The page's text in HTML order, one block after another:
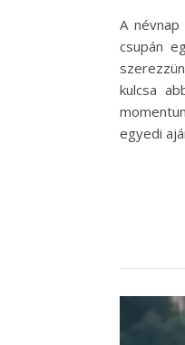
A
csupán
kulcsa
egyedi